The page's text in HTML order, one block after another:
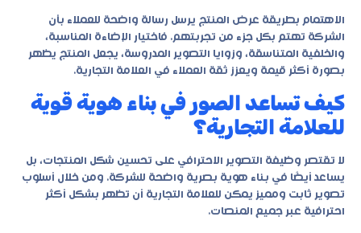
الاهتمام بطريقة عرض المنتج يرسل رسالة واضحة للعملاء بأن
الشركة تهتم بكل جزء من تجربتهم. فاختيار الإضاءة المناسبة،
والخلفية المتناسقة، وزوايا التصوير المدروسة، يجعل المنتج يظهر
بصورة أكثر قيمة ويعزز ثقة العملاء في العلامة التجارية.
كيف تساعد الصور في بناء هوية قوية
للعلامة التجارية؟
لا تقتصر وظيفة التصوير الاحترافي على تحسين شكل المنتجات، بل
يساعد أيضًا في بناء هوية بصرية واضحة للشركة. ومن خلال أسلوب
تصوير ثابت ومميز يمكن للعلامة التجارية أن تظهر بشكل أكثر
احترافية عبر جميع المنصات.